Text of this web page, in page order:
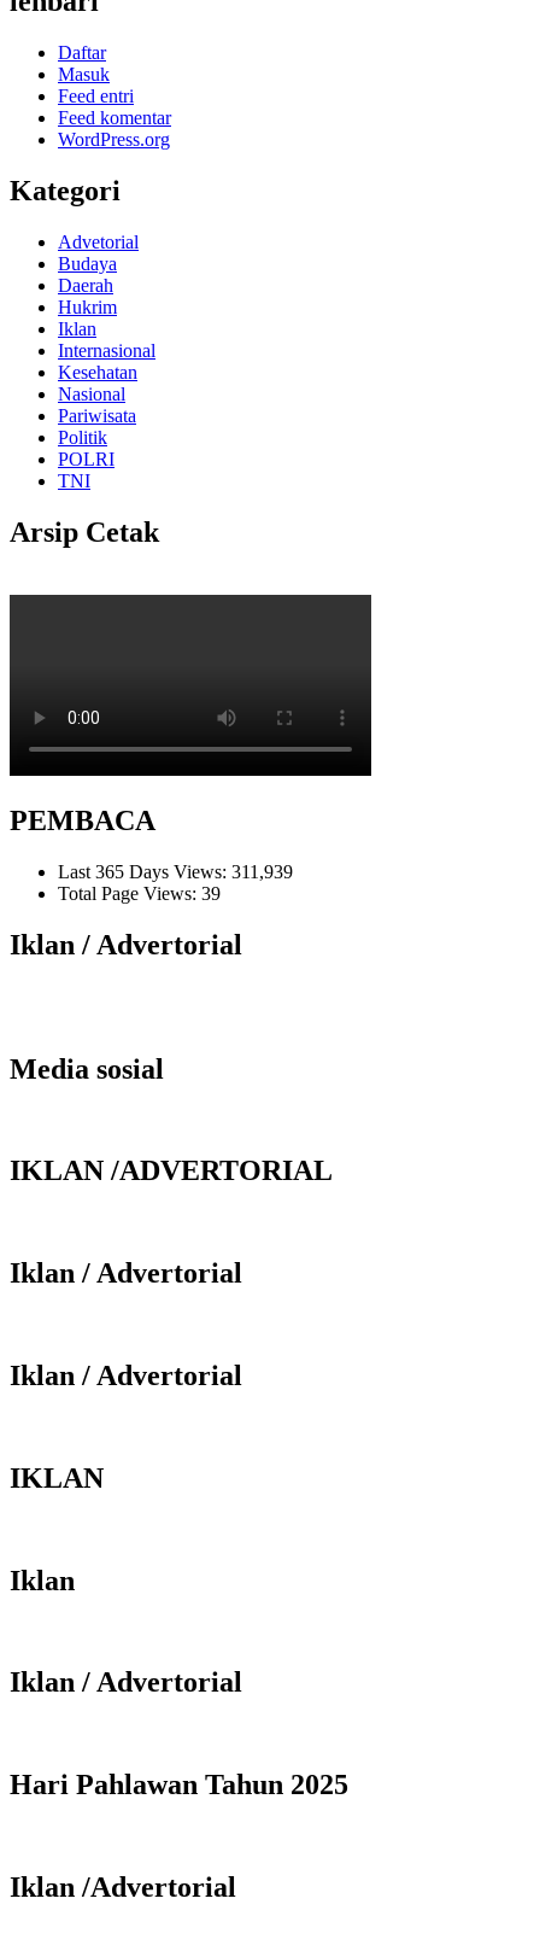
Daftar
Masuk
Feed entri
Feed komentar
WordPress.org
Kategori
Advetorial
Budaya
Daerah
Hukrim
Iklan
Internasional
Kesehatan
Nasional
Pariwisata
Politik
POLRI
TNI
Arsip Cetak
PEMBACA
Last 365 Days Views: 311,939
Total Page Views: 39
Iklan / Advertorial
Media sosial
IKLAN /ADVERTORIAL
Iklan / Advertorial
Iklan / Advertorial
IKLAN
Iklan
Iklan / Advertorial
Hari Pahlawan Tahun 2025
Iklan /Advertorial